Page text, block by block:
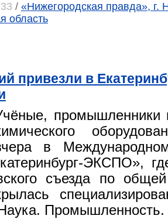
/ «Нижегородская правда», г.
область
привезли в
промышленники
в
ЭКСПО»,
съезда по
Промышленность.